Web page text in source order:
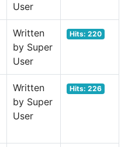
User
Written
by Super
User
Hits: 220
Written
by Super
User
Hits: 226